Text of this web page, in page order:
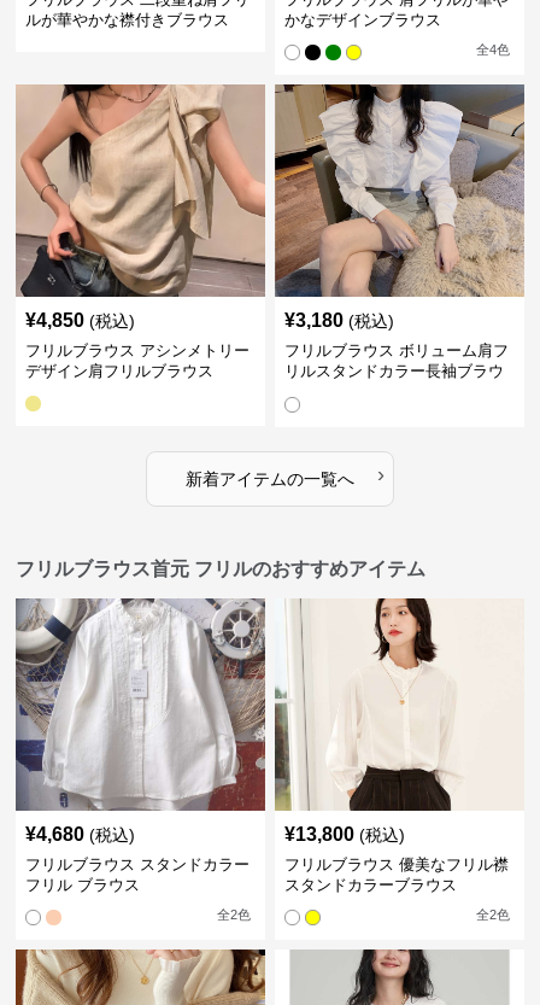
ルが華やかな襟付きブラウス
かなデザインブラウス
全4色
¥4,850 (税込)
フリルブラウス アシンメトリー
デザイン肩フリルブラウス
¥3,180 (税込)
フリルブラウス ボリューム肩フ
リルスタンドカラー長袖ブラウ
新着アイテムの一覧へ ›
フリルブラウス首元 フリルのおすすめアイテム
¥4,680 (税込)
フリルブラウス スタンドカラー
フリル ブラウス
全2色
¥13,800 (税込)
フリルブラウス 優美なフリル襟
スタンドカラーブラウス
全2色